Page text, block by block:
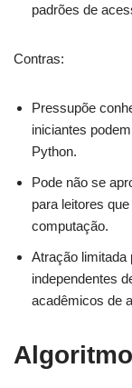
padrões de
Contras:
Pressupõe
iniciantes
Python.
Pode não se
para leitores
computação.
Atração limitada
independentes
acadêmicos de